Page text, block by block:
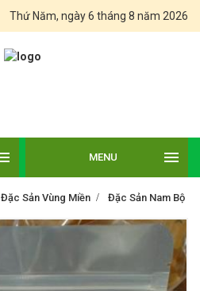
Thứ Năm, ngày 6 tháng 8 năm 2026
MENU
Đặc Sản Vùng Miền Đặc Sản Nam Bộ